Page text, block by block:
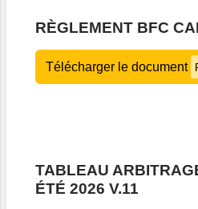
RÈGLEMENT BFC
Télécharger le document
TABLEAU
ÉTÉ 2026 V.11